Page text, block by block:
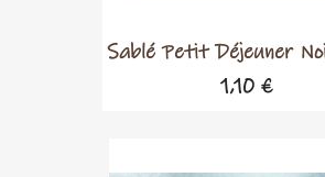
Sablé Petit Déjeuner
1,10 €